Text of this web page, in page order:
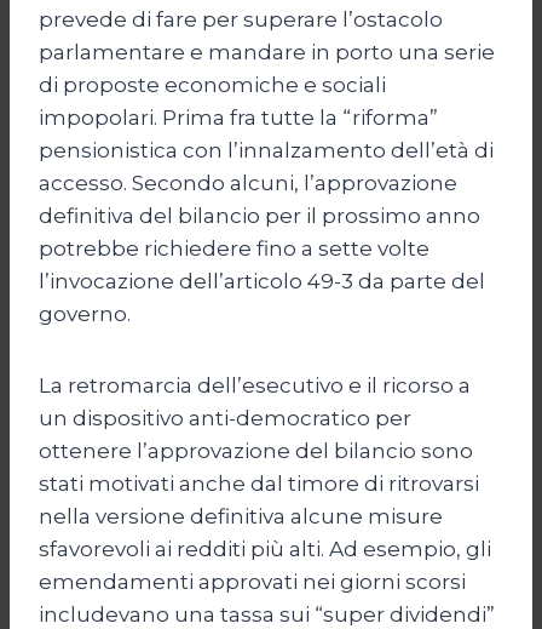
prevede di fare per superare l’ostacolo
parlamentare e mandare in porto una serie
di proposte economiche e sociali
impopolari. Prima fra tutte la “riforma”
pensionistica con l’innalzamento dell’età di
accesso. Secondo alcuni, l’approvazione
definitiva del bilancio per il prossimo anno
potrebbe richiedere fino a sette volte
l’invocazione dell’articolo 49-3 da parte del
governo.
La retromarcia dell’esecutivo e il ricorso a
un dispositivo anti-democratico per
ottenere l’approvazione del bilancio sono
stati motivati anche dal timore di ritrovarsi
nella versione definitiva alcune misure
sfavorevoli ai redditi più alti. Ad esempio, gli
emendamenti approvati nei giorni scorsi
includevano una tassa sui “super dividendi”